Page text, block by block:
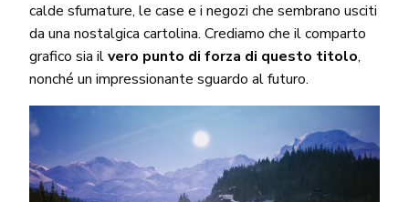
calde sfumature, le case e i negozi che sembrano usciti
da una nostalgica cartolina. Crediamo che il comparto
grafico sia ilvero punto di forza di questo titolo,
nonché un impressionante sguardo al futuro.